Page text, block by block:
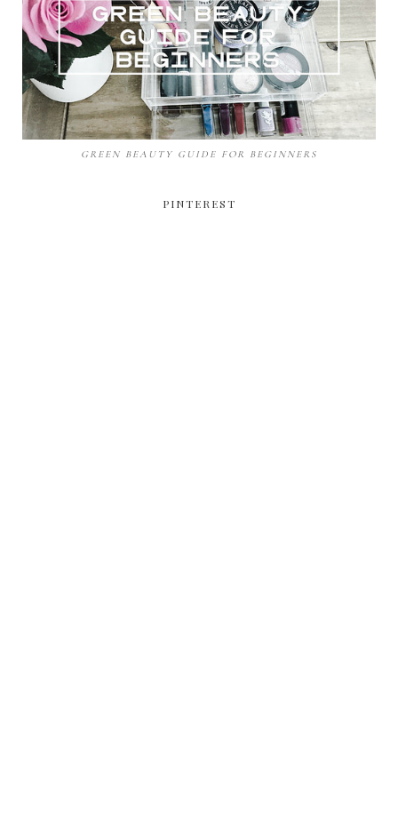
GREEN BEAUTY GUIDE FOR BEGINNERS
PINTEREST